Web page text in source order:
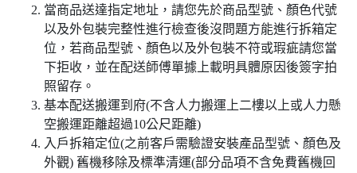
當商品送達指定地址，請您先於商品型號、顏色代號
以及外包裝完整性進行檢查後沒問題方能進行拆箱定
位，若商品型號、顏色以及外包裝不符或瑕疵請您當
下拒收，並在配送師傅單據上載明具體原因後簽字拍
照留存。
基本配送搬運到府(不含人力搬運上二樓以上或人力懸
空搬運距離超過10公尺距離)
入戶拆箱定位(之前客戶需驗證安裝產品型號、顏色及
外觀) 舊機移除及標準清運(部分品項不含免費舊機回